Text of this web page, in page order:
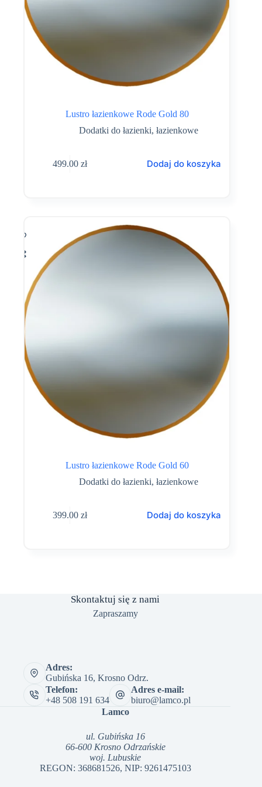
Lustro łazienkowe Rode Gold 80
Dodatki do łazienki,łazienkowe
499.00zł Dodaj do koszyka
Lustro łazienkowe Rode Gold 60
Dodatki do łazienki,łazienkowe
399.00zł Dodaj do koszyka
Skontaktuj się z nami
Zapraszamy
Adres:
Gubińska 16, Krosno Odrz.
Telefon:
+48 508 191 634
Adres e-mail:
biuro@lamco.pl
Lamco
ul. Gubińska 16
66-600 Krosno Odrzańskie
woj. Lubuskie
REGON: 368681526, NIP: 9261475103